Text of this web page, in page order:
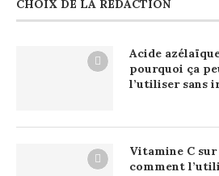
CHOIX DE LA RÉDACTION
Acide
pourquoi ça
l’utiliser sans
Vitamine C sur
comment